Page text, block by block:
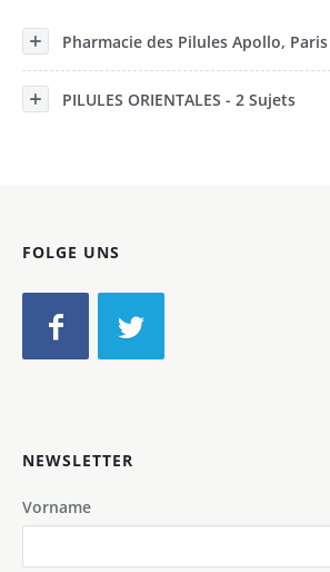
Pharmacie des Pilules Apollo,
PILULES ORIENTALES - 2 Sujets
FOLGE UNS
NEWSLETTER
Vorname